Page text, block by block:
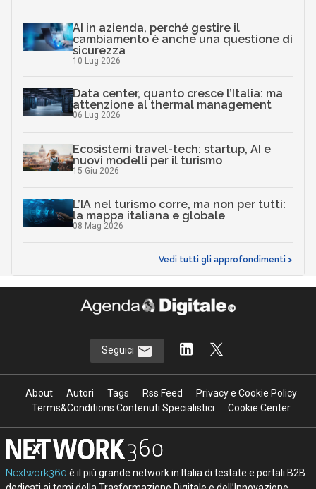
AI in azienda, perché gestire il
cambiamento è anche una questione di
sicurezza
10 Lug 2026
Data center, quanto cresce l’Italia: ma
attenzione al thermal management
06 Lug 2026
Ecosistemi travel-tech: startup, AI e
nuovi modelli per il turismo
15 Giu 2026
L’IA nel turismo corre, ma non per tutti:
la mappa italiana e globale
08 Mag 2026
Vedi tutti gli approfondimenti >
Seguici
About Autori Tags Rss Feed
Privacy e Cookie Policy
Terms&Conditions Contenuti Specialistici
Cookie Center
Nextwork360 è il più grande network in Italia di testate e portali B2B